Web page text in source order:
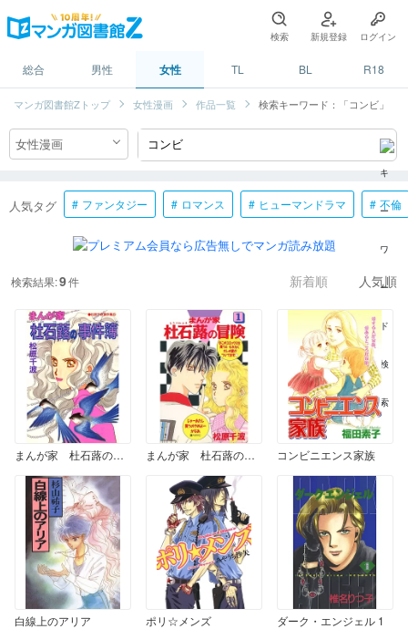
検索 新規登録 ログイン
総合 男性 女性 TL BL R18
マンガ図書館Zトップ 女性漫画 作品一覧 検索キーワード：「コンビ」
人気タグ ファンタジー ロマンス ヒューマンドラマ 不倫
検索結果:9件 新着順 人気順
まんが家 杜石蕗の事件簿 まんが家 杜石蕗の冒険 1 コンビニエンス家族
白線上のアリア ポリ☆メンズ ダーク・エンジェル 1